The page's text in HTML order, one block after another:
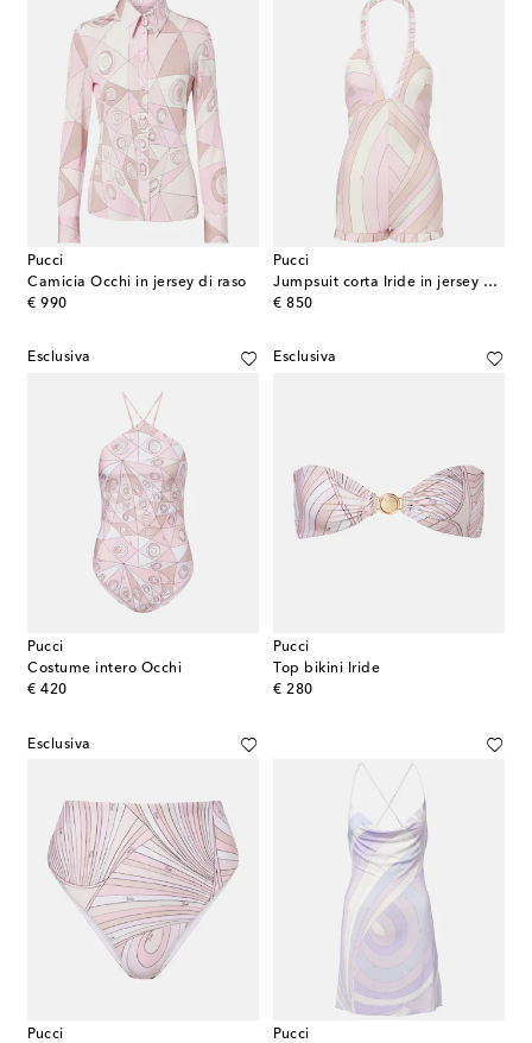
Pucci
Camicia Occhi in jersey di raso
€ 990
original price
Pucci
Jumpsuit corta Iride in jersey di raso
€ 850
original price
Esclusiva
Pucci
Costume intero Occhi
€ 420
original price
Esclusiva
Pucci
Top bikini Iride
€ 280
original price
Esclusiva
Pucci
Pucci